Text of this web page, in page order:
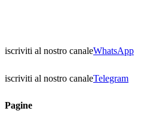
iscriviti al nostro canaleWhatsApp
iscriviti al nostro canaleTelegram
Pagine